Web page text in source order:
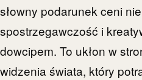
słowny podarunek ceni
spostrzegawczość i
dowcipem. To ukłon w
widzenia świata, który